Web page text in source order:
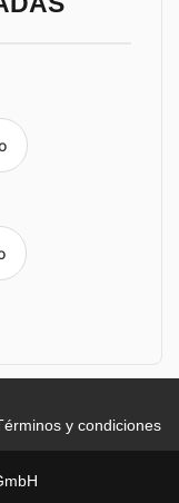
y condiciones